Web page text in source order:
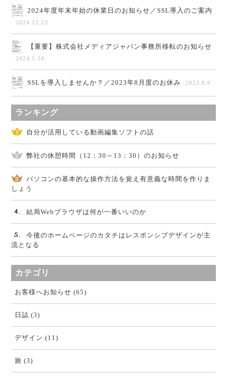
2024年度年末年始の休業日のお知らせ／SSL導入のご案内
2024.12.23
【重要】株式会社メディアジャパン事務所移転のお知らせ
2024.5.16
SSLを導入しませんか？／2023年8月度のお休み 2023.8.9
ランキング
自分が活用している動画編集ソフトの話
弊社の休憩時間（12：30～13：30）のお知らせ
パソコンの基本的な操作方法を覚え有意義な時間を作りま
しょう
結局Webブラウザは何が一番いいのか
今後のホームページのカタチはレスポンシブデザインが主
流となる
カテゴリ
お客様へお知らせ (65)
日誌 (3)
デザイン (11)
旅 (3)